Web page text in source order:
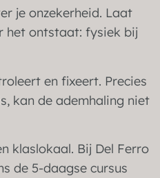
je onzekerheid. Laat
het ontstaat: fysiek bij
en fixeert. Precies
kan de ademhaling niet
klaslokaal. Bij Del Ferro
de 5-daagse cursus